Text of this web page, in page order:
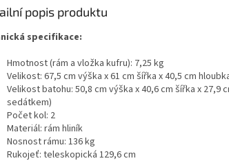
popis produktu
specifikace:
Hmotnost (rám a vložka kufru): 7,25 kg
Velikost: 67,5 cm výška x 61 cm šířka x 40,5 cm
Velikost batohu: 50,8 cm výška x 40,6 cm šířka x 27,9
sedátkem)
Počet kol: 2
Materiál: rám hliník
Nosnost rámu: 136 kg
Rukojeť: teleskopická 129,6 cm